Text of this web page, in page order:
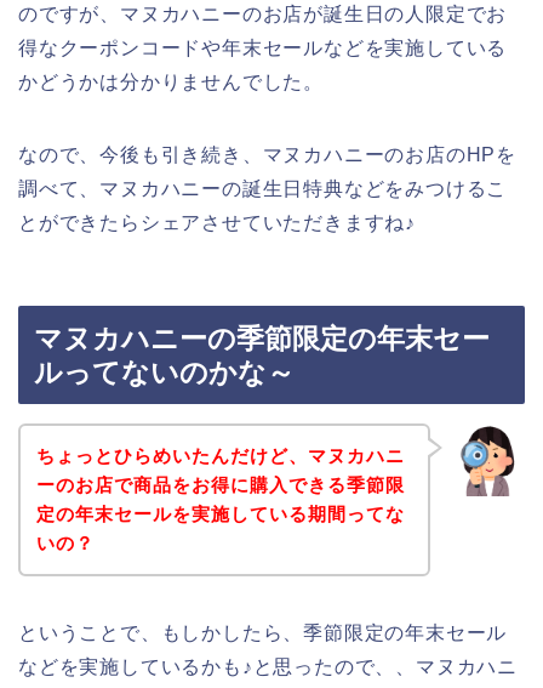
のですが、マヌカハニーのお店が誕生日の人限定でお
得なクーポンコードや年末セールなどを実施している
かどうかは分かりませんでした。
なので、今後も引き続き、マヌカハニーのお店のHPを
調べて、マヌカハニーの誕生日特典などをみつけるこ
とができたらシェアさせていただきますね♪
マヌカハニーの季節限定の年末セー
ルってないのかな～
ちょっとひらめいたんだけど、マヌカハニ
ーのお店で商品をお得に購入できる季節限
定の年末セールを実施している期間ってな
いの？
ということで、もしかしたら、季節限定の年末セール
などを実施しているかも♪と思ったので、、マヌカハニ